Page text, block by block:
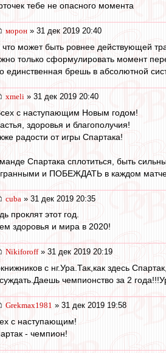
тебе не опасного момента
морон » 31 дек 2019 20:40
что может быть ровнее действующей
только сформулировать момент
единственная брешь в абсолютной
xmeli » 31 дек 2019 20:40
с наступающим Новым годом!
здоровья и благополучия!
радости от игры Спартака!
Спартака сплотиться, быть
и ПОБЕЖДАТЬ в каждом
cuba » 31 дек 2019 20:35
проклят этот год.
здоровья и мира в 2020!
Nikiforoff» 31 дек 2019 20:19
с нг.Ура.Так,как здесь
чемпионство за 2
Grekmax1981 » 31 дек 2019 19:58
с наступающим!
- чемпион!